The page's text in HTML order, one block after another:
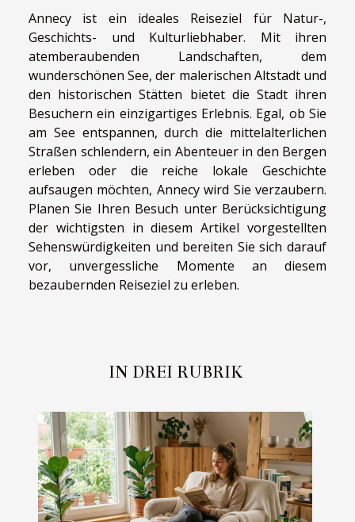
Annecy ist ein ideales Reiseziel für Natur-,
Geschichts- und Kulturliebhaber. Mit ihren
atemberaubenden Landschaften, dem
wunderschönen See, der malerischen Altstadt und
den historischen Stätten bietet die Stadt ihren
Besuchern ein einzigartiges Erlebnis. Egal, ob Sie
am See entspannen, durch die mittelalterlichen
Straßen schlendern, ein Abenteuer in den Bergen
erleben oder die reiche lokale Geschichte
aufsaugen möchten, Annecy wird Sie verzaubern.
Planen Sie Ihren Besuch unter Berücksichtigung
der wichtigsten in diesem Artikel vorgestellten
Sehenswürdigkeiten und bereiten Sie sich darauf
vor, unvergessliche Momente an diesem
bezaubernden Reiseziel zu erleben.
IN DREI RUBRIK